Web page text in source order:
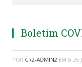
Boletim
POR CR2-ADMIN2 EM 5 DE